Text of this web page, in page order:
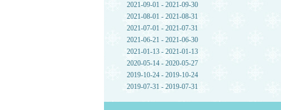
2021-09-01 - 2021-09-30
2021-08-01 - 2021-08-31
2021-07-01 - 2021-07-31
2021-06-21 - 2021-06-30
2021-01-13 - 2021-01-13
2020-05-14 - 2020-05-27
2019-10-24 - 2019-10-24
2019-07-31 - 2019-07-31